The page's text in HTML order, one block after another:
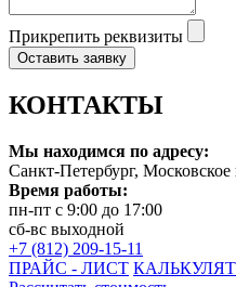
Прикрепить реквизиты
Оставить заявку
КОНТАКТЫ
Мы находимся по адресу:
Санкт-Петербург,
Время работы:
пн-пт с 9:00 до 17:00
сб-вс выходной
+7 (812) 209-15-11
ПРАЙС - ЛИСТ